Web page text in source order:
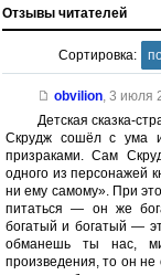
Отзывы читателей
Сортировка:
obvilion, 3 июля
Детская сказка-
Скрудж сошёл с ума
призраками. Сам
одного из персонажей
ни ему самому». При
питаться — он же
богатый и богатый —
обманешь ты нас,
произведения, то он